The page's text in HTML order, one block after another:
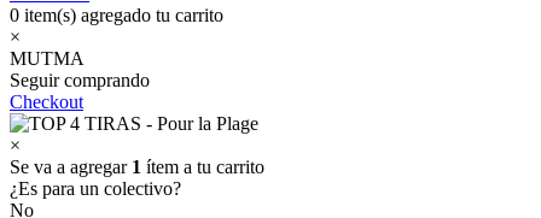
0 item(s) agregado tu carrito
×
MUTMA
Seguir comprando
Checkout
×
Se va a agregar 1 ítem a tu carrito
¿Es para un colectivo?
No